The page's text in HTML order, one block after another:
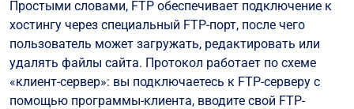
Простыми словами, FTP обеспечивает подключение к
хостингу через специальный FTP-порт, после чего
пользователь может загружать, редактировать или
удалять файлы сайта. Протокол работает по схеме
«клиент-сервер»: вы подключаетесь к FTP-серверу с
помощью программы-клиента, вводите свой FTP-